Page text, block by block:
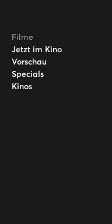
Filme
Jetzt im Kino
Vorschau
Specials
Kinos